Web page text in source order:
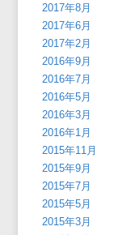
2017年8月
2017年6月
2017年2月
2016年9月
2016年7月
2016年5月
2016年3月
2016年1月
2015年11月
2015年9月
2015年7月
2015年5月
2015年3月